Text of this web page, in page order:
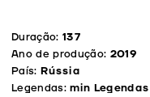
Duração: 137
Ano de produção: 2019
País: Rússia
Legendas:min Legendas